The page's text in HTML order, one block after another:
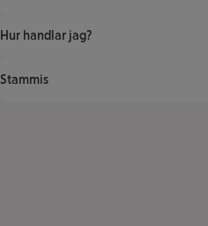
Hur handlar jag?
Stammis